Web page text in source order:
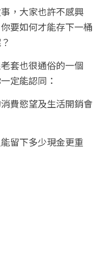
，大家也許不感興
要如何才能存下一桶
套也很通俗的一個
定能認同：
費慾望及生活開銷會
留下多少現金更重